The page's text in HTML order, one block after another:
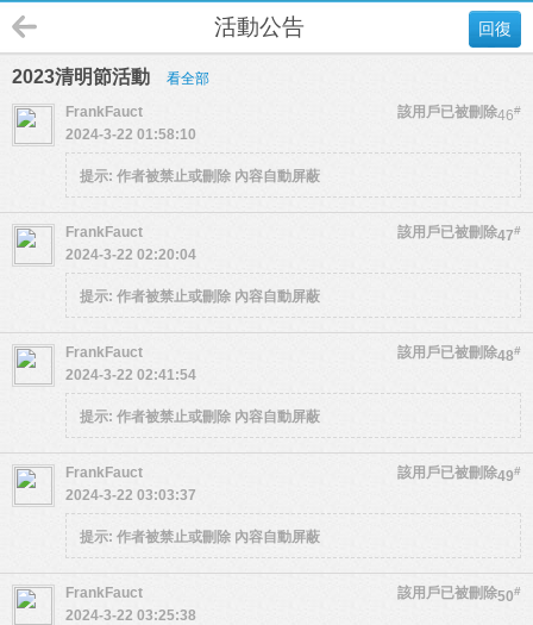
回復
活動公告
2023清明節活動 看全部
46#
FrankFauct
該用戶已被刪除
2024-3-22 01:58:10
提示: 作者被禁止或刪除 內容自動屏蔽
47#
FrankFauct
該用戶已被刪除
2024-3-22 02:20:04
提示: 作者被禁止或刪除 內容自動屏蔽
48#
FrankFauct
該用戶已被刪除
2024-3-22 02:41:54
提示: 作者被禁止或刪除 內容自動屏蔽
49#
FrankFauct
該用戶已被刪除
2024-3-22 03:03:37
提示: 作者被禁止或刪除 內容自動屏蔽
50#
FrankFauct
該用戶已被刪除
2024-3-22 03:25:38